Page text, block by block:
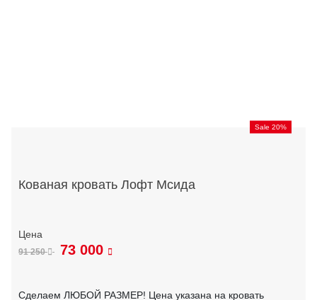
Sale 20%
Кованая кровать Лофт Мсида
91 250 73 000
Сделаем ЛЮБОЙ РАЗМЕР! Цена указана на кровать